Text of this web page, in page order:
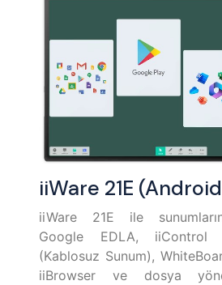
iiWare 21E
iiWare 21E ile
Google EDLA, iiControl
(Kablosuz Sunum),
iiBrowser ve dosya